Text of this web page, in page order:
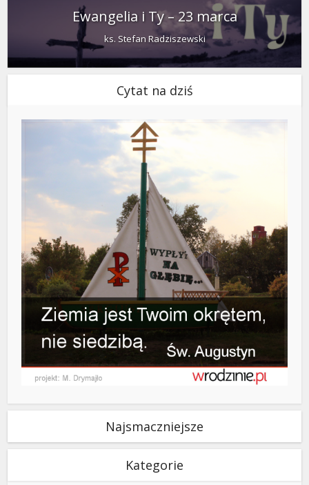
Ewangelia i Ty – 23 marca
ks. Stefan Radziszewski
Cytat na dziś
Najsmaczniejsze
Kategorie